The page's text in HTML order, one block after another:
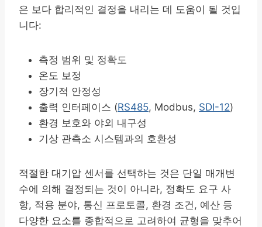
은 보다 합리적인 결정을 내리는 데 도움이 될 것입
니다:
측정 범위 및 정확도
온도 보정
장기적 안정성
출력 인터페이스 (RS485, Modbus, SDI-12)
환경 보호와 야외 내구성
기상 관측소 시스템과의 호환성
적절한 대기압 센서를 선택하는 것은 단일 매개변
수에 의해 결정되는 것이 아니라, 정확도 요구 사
항, 적용 분야, 통신 프로토콜, 환경 조건, 예산 등
다양한 요소를 종합적으로 고려하여 균형을 맞추어